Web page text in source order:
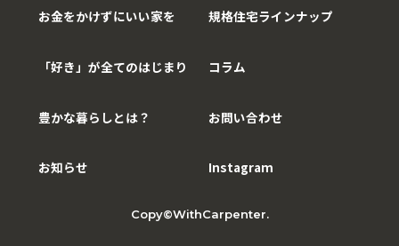
お金をかけずにいい家を
「好き」が全てのはじまり
豊かな暮らしとは？
お知らせ
規格住宅ラインナップ
コラム
お問い合わせ
Instagram
Copy©WithCarpenter.